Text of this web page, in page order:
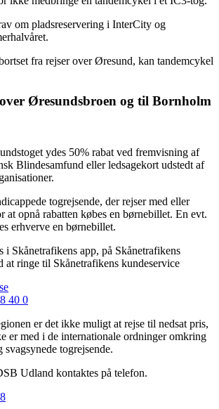
om pladsreservering i InterCity og
fra rejser over Øresund, kan tandemcykel
Øresundsbroen og til Bornholm
ydes 50% rabat ved fremvisning af
Blindesamfund eller ledsagekort udstedt af
togrejsende, der rejser med eller
at opnå rabatten købes en børnebillet. En evt.
erhverve en børnebillet.
i Skånetrafikens app, på Skånetrafikens
at ringe til Skånetrafikens kundeservice
40 0
er det ikke muligt at rejse til nedsat pris,
er med i de internationale ordninger omkring
togrejsende.
Udland kontaktes på telefon.